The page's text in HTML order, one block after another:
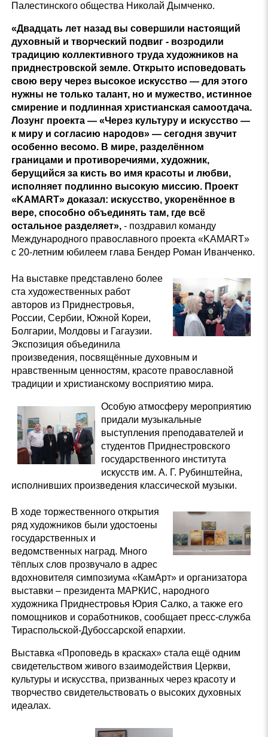
Палестинского общества Николай Дымченко.
«Двадцать лет назад вы совершили настоящий
духовный и творческий подвиг - возродили
традицию коллективного труда художников на
приднестровской земле. Открыто исповедовать
свою веру через высокое искусство — для этого
нужны не только талант, но и мужество, истинное
смирение и подлинная христианская самоотдача.
Лозунг проекта — «Через культуру и искусство —
к миру и согласию народов» — сегодня звучит
особенно весомо. В мире, разделённом
границами и противоречиями, художник,
берущийся за кисть во имя красоты и любви,
исполняет подлинно высокую миссию. Проект
«KAMART» доказал: искусство, укоренённое в
вере, способно объединять там, где всё
остальное разделяет», - поздравил команду
Международного православного проекта «KAMART»
с 20-летним юбилеем глава Бендер Роман Иванченко.
На выставке представлено более
ста художественных работ
авторов из Приднестровья,
России, Сербии, Южной Кореи,
Болгарии, Молдовы и Гагаузии.
Экспозиция объединила
произведения, посвящённые духовным и
нравственным ценностям, красоте православной
традиции и христианскому восприятию мира.
Особую атмосферу мероприятию
придали музыкальные
выступления преподавателей и
студентов Приднестровского
государственного института
искусств им. А. Г. Рубинштейна,
исполнивших произведения классической музыки.
В ходе торжественного открытия
ряд художников были удостоены
государственных и
ведомственных наград. Много
тёплых слов прозвучало в адрес
вдохновителя симпозиума «КамАрт» и организатора
выставки – президента МАРКИС, народного
художника Приднестровья Юрия Салко, а также его
помощников и соработников, сообщает пресс-служба
Тираспольской-Дубоссарской епархии.
Выставка «Проповедь в красках» стала ещё одним
свидетельством живого взаимодействия Церкви,
культуры и искусства, призванных через красоту и
творчество свидетельствовать о высоких духовных
идеалах.